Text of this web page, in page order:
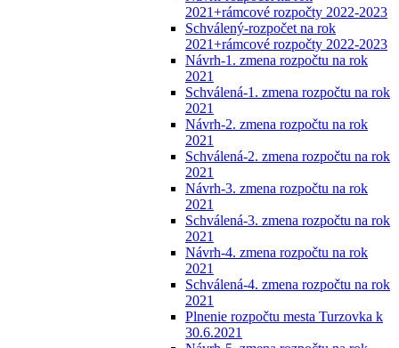
2021+rámcové rozpočty 2022-2023
Schválený-rozpočet na rok
2021+rámcové rozpočty 2022-2023
Návrh-1. zmena rozpočtu na rok
2021
Schválená-1. zmena rozpočtu na rok
2021
Návrh-2. zmena rozpočtu na rok
2021
Schválená-2. zmena rozpočtu na rok
2021
Návrh-3. zmena rozpočtu na rok
2021
Schválená-3. zmena rozpočtu na rok
2021
Návrh-4. zmena rozpočtu na rok
2021
Schválená-4. zmena rozpočtu na rok
2021
Plnenie rozpočtu mesta Turzovka k
30.6.2021